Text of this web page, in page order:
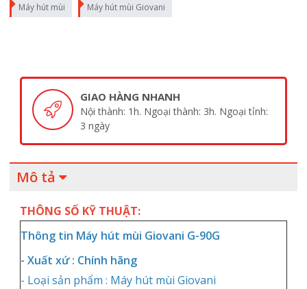
Máy hút mùi Máy hút mùi Giovani
GIAO HÀNG NHANH
Nội thành: 1h. Ngoại thành: 3h. Ngoại tỉnh:
3 ngày
Mô tả
THÔNG SỐ KỸ THUẬT:
Thông tin Máy hút mùi Giovani G-90G
- Xuất xứ : Chính hãng
- Loại sản phẩm : Máy hút mùi Giovani